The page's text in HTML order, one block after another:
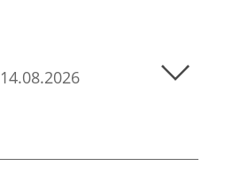
14.08.2026